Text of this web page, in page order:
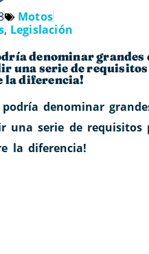
Motos
, Legislación
denominar grandes
una serie de
la diferencia!
denominar
una serie de requisitos
la diferencia!